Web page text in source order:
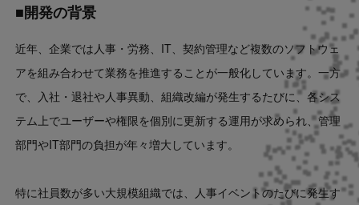
■開発の背景
近年、企業では人事・労務、IT、契約管理など複数のソフトウェ
アを組み合わせて業務を推進することが一般化しています。一方
で、入社・退社や人事異動、組織改編が発生するたびに、各シス
テム上でユーザーや権限を個別に更新する運用が求められ、管理
部門やIT部門の負担が年々増大しています。
特に社員数が多い大規模組織では、人事イベントのたびに発生す